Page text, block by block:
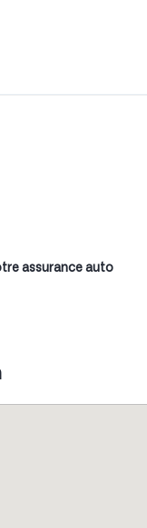
assurance auto